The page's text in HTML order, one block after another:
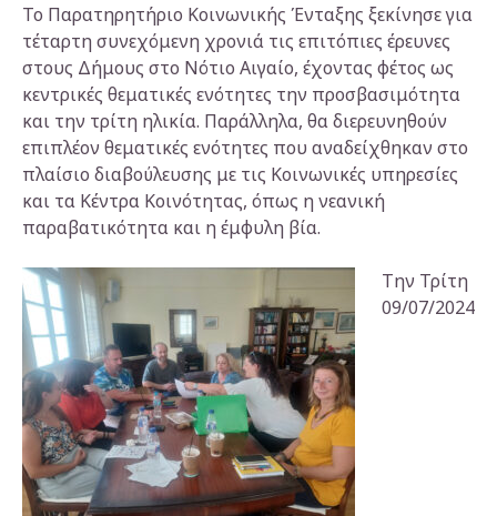
Το Παρατηρητήριο Κοινωνικής Ένταξης ξεκίνησε για
τέταρτη συνεχόμενη χρονιά τις επιτόπιες έρευνες
στους Δήμους στο Νότιο Αιγαίο, έχοντας φέτος ως
κεντρικές θεματικές ενότητες την προσβασιμότητα
και την τρίτη ηλικία. Παράλληλα, θα διερευνηθούν
επιπλέον θεματικές ενότητες που αναδείχθηκαν στο
πλαίσιο διαβούλευσης με τις Κοινωνικές υπηρεσίες
και τα Κέντρα Κοινότητας, όπως η νεανική
παραβατικότητα και η έμφυλη βία.
Την Τρίτη
09/07/2024